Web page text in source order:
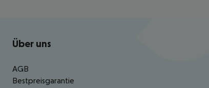
Footer navigation
Über uns
AGB
Bestpreisgarantie